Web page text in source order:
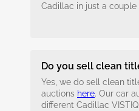
Cadillac in just a couple
Do you sell clean
Yes, we do sell clean
auctions here. Our car
different Cadillac